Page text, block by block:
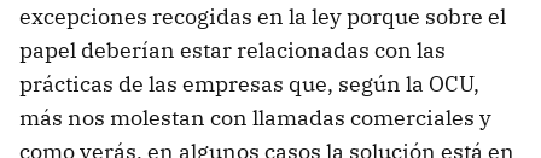
excepciones recogidas en la ley porque sobre el
papel deberían estar relacionadas con las
prácticas de las empresas que, según la OCU,
más nos molestan con llamadas comerciales y
como verás, en algunos casos la solución está en